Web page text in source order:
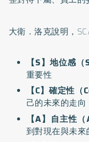
大衛．洛克說明，
【S】地位感
重要性
【C】確定性
己的未來的走向
【A】自主性
到對現在與未